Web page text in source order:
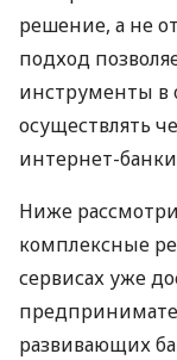
решение, а не
подход
инструменты в
осуществлять
интернет-
Ниже
комплексные
сервисах уже
развивающих